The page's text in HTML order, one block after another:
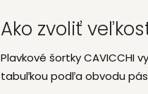
Ako zvoliť
Plavkové šortky CAVICCHI
tabuľkou podľa obvodu